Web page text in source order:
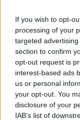
If you wish to opt-
processing of your
targeted
section to confirm
opt-out request is
interest-based ads
us or personal
your opt-out. You
disclosure of your
IAB’s list of
Διαβάστε
εργασίας, ΕΔΩ
ΑΣΕΠ:
μόνο 2